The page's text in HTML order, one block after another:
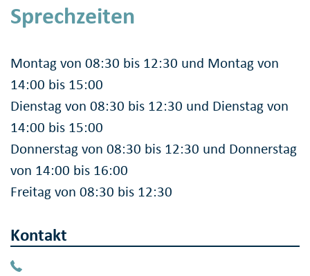
Sprechzeiten
Montag von 08:30 bis 12:30 und Montag von
14:00 bis 15:00
Dienstag von 08:30 bis 12:30 und Dienstag von
14:00 bis 15:00
Donnerstag von 08:30 bis 12:30 und Donnerstag
von 14:00 bis 16:00
Freitag von 08:30 bis 12:30
Kontakt